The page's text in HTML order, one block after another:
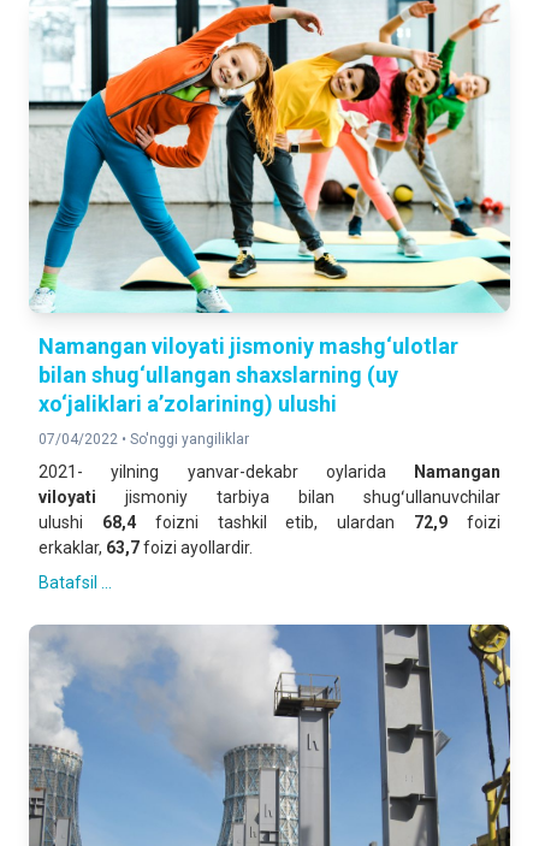
Namangan viloyati jismoniy mashg‘ulotlar
bilan shug‘ullangan shaxslarning (uy
xo‘jaliklari a’zolarining) ulushi
07/04/2022 • So'nggi yangiliklar
2021- yilning yanvar-dekabr oylarida Namangan
viloyati jismoniy tarbiya bilan shugʻullanuvchilar
ulushi 68,4foizni tashkil etib, ulardan 72,9 foizi
erkaklar, 63,7foizi ayollardir.
Batafsil ...